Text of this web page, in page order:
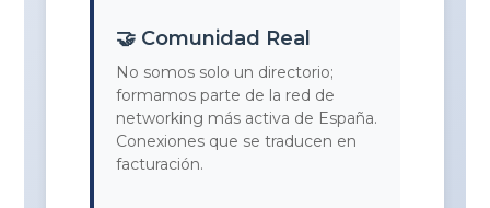
🤝 Comunidad Real
No somos solo un directorio;
formamos parte de la red de
networking más activa de España.
Conexiones que se traducen en
facturación.